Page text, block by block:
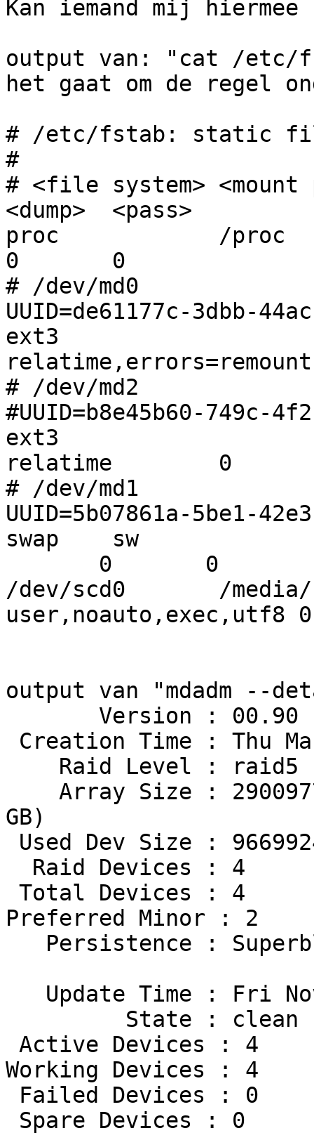
Kan iemand mij
output van: "cat /etc/
het gaat om de regel
# /etc/fstab: static
#
# <file system>
<dump>  <pass>
proc            /proc
0       0
# /dev/md0
UUID=de61177c-3dbb-
ext3
# /dev/md2
#UUID=b8e45b60-749c-
ext3
relatime        0
# /dev/md1
UUID=5b07861a-5be1-
swap    sw
/dev/scd0       /media/
output van "mdadm --
GB)
Preferred Minor : 2
Working Devices : 4